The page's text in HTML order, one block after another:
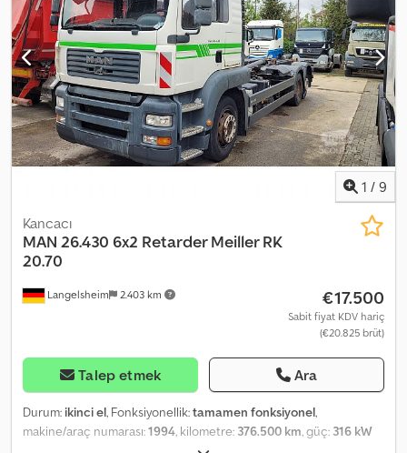
satış yapılmaktadır. İHRAÇTA SADECE NET FİYAT ÖDENİR!!!!! TÜM
BİLGİLER GARANTİ KAPSAMINDA DEĞİLDİR.
DONANIM+AKSESUARLAR. Tüm satış sözleşmeleri, faturalar, ön
faturalar, siparişler ve satış görüşmelerinin temelini genel
şartlarımız oluşturur (Ayrıntılar için yasal bilgiler bölümüne bakınız).
1 / 9
Langelsheim 2.403 km
Kancacı
MAN 26.430 6x2 Retarder Meiller RK
20.70
€17.500
Sabit fiyat KDV hariç
(€20.825 brüt)
Talep etmek Ara
Durum: ikinci el, Fonksiyonellik:tamamen fonksiyonel,
makine/araç numarası:1994, kilometre: 376.500 km, güç: 316 kW